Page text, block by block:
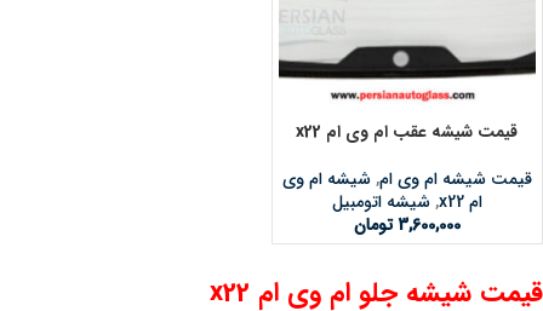
قیمت شیشه عقب ام وی ام x22
قیمت شیشه ام وی ام,شیشه ام وی
ام x22
,شیشه اتومبیل
3,600,000تومان
قیمت شیشه جلو ام وی ام x22